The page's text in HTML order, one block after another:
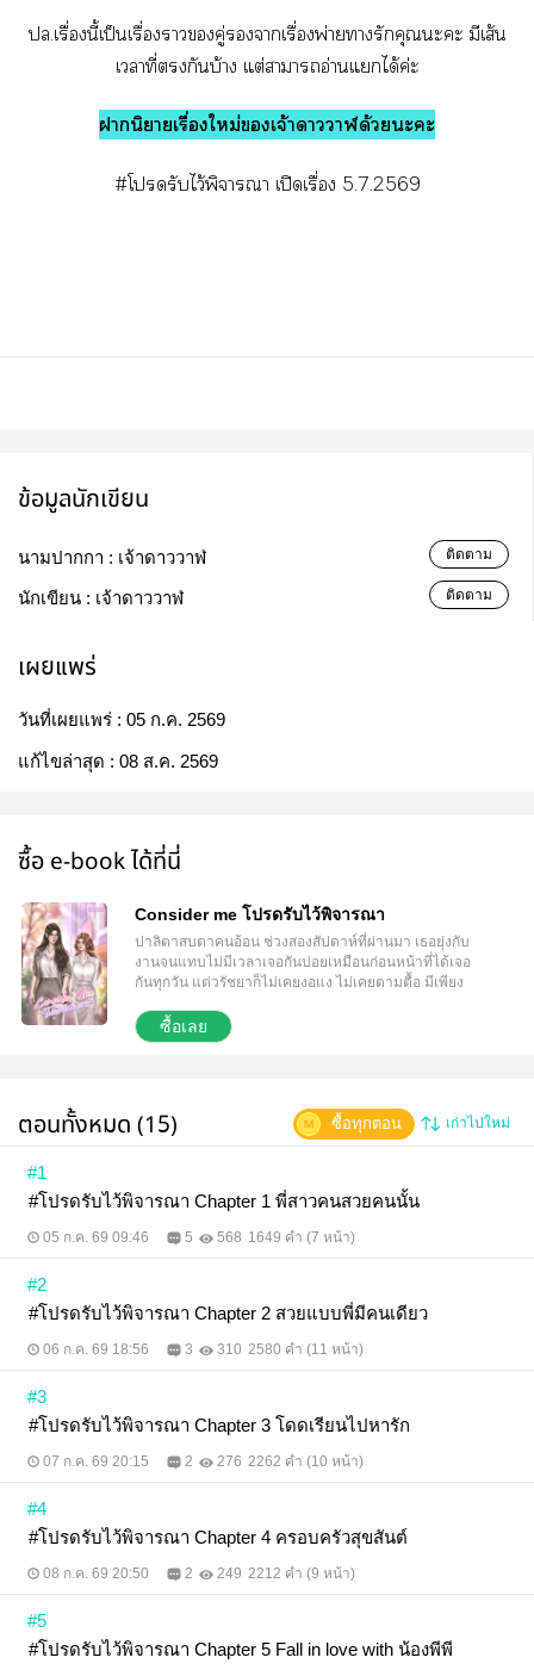
ปล.เรื่องนี้เป็นเรื่องาคู่าเรื่องพ่ายารักคุณะะ มีเส้น
เาที่กันบ้าง แต่าาอ่านแได้ค่ะ
านิยายเรื่องใหม่เจ้าาาด้วยะะ
#โรับไว้พิจารณา เปิดเรื่อง 5.7.2569
ข้อมูลนักเขียน
นามปากกา : เจ้าดาววาฬ ติดตาม
นักเขียน : เจ้าดาววาฬ ติดตาม
เผยแพร่
วันที่เผยแพร่ : 05 ก.ค. 2569
แก้ไขล่าสุด : 08 ส.ค. 2569
ซื้อ e-book ได้ที่นี่
Consider me โปรดรับไว้พิจารณา
ปาลิตาสบตาคนอ้อน ช่วงสองสัปดาห์ที่ผ่านมา เธอยุ่งกับ
งานจนแทบไม่มีเวลาเจอกันบ่อยเหมือนก่อนหน้าที่ได้เจอ
กันทุกวัน แต่วรัชยาก็ไม่เคยงอแง ไม่เคยตามตื้อ มีเพียง
ร้านอร่อยมาส่งให้เธอถึงที่ทำงาน น่าแปลกที่เด็กคนนี้รู้
จังหวะที่จะเดินเข้ามา และรู้จังหวะที่จะถอยออกไปเสมอ
นอนร้องไห้อยู่แล้ว" คนตัวเล็กเบะปากแสร้งทำหน้าเศร้า
ปาลิตากดปลดสายเข็มขัดออก แล้วขยับตัวประจันหน้า
จริงจัง "มะ มีอะไรเหรอคะ" "แล้วน้องพีพีอยากรู้มั้ยคะว่า
ถ้าคิดถึงในวัยสามสิบ เขาทำอะไรกัน" "หืม... แล้วเขาทำ
ดวงตาคู่ใสเป็นประกายวิบวับแฝงความทะเล้นปนยั่วเย้า
คราแรกวรัชยาก็ยังตกใจ แต่พอพี่สาวคนสวยค่อย ๆ ขยับ
ริมฝีปากละเลียดชิมกลีบปากของเธออย่างอ่อนโยน คน
ตัวเล็กก็หลับตาพริ้ม ปล่อยให้ความรู้สึกนำพา แม้ว่าจะ
เงอะงะอยู่บ้าง แต่ปาลิตากลับรู้สึกพอใจมากกว่า เพราะ
แก้มเล็กไว้ ปาลิตาขยับปากดูดดึงจนอีกฝ่ายเผยอปาก
จนเกิดเสียงเฉอะแฉะก้องรถ ความคิดถึงและความโหย
หาแล่นเข้ามาจนปาลิตาลืมตัว ก่อนตั้งสติได้แล้วค่อย
เขินจนแก้มร้อนไปหมด ส่วนคนพี่ แม้จะผละออกแล้วแต่
มือก็ยังคงกุมแก้มอีกฝ่ายไว้ แล้วค่อย ๆ ใช้ปลายนิ้วโป้ง
เช็ดริมฝีปากของวรัชยา "แบบนี้ค่ะ" "คะ?" "ความคิดถึง
ของคนวัยสามสิบ เขาทำกันแบบนี้ค่ะ" "พี่ปาล์มอ่า..." คน
ของวรัชยาเมื่อครู่หายวับไปจนหมด เหลือเพียงใบหน้าที่
ซื้อเลย
ตอนทั้งหมด (15) เก่าไปใหม่
ซื้อทุกตอน
#1
#โปรดรับไว้พิจารณา Chapter 1 พี่สาวคนสวยคนนั้น
05 ก.ค. 69 09:46 5 568 1649 คำ (7 หน้า)
#2
#โปรดรับไว้พิจารณา Chapter 2 สวยแบบพี่มีคนเดียว
06 ก.ค. 69 18:56 3 310 2580 คำ (11 หน้า)
#3
#โปรดรับไว้พิจารณา Chapter 3 โดดเรียนไปหารัก
07 ก.ค. 69 20:15 2 276 2262 คำ (10 หน้า)
#4
#โปรดรับไว้พิจารณา Chapter 4 ครอบครัวสุขสันต์
08 ก.ค. 69 20:50 2 249 2212 คำ (9 หน้า)
#5
#โปรดรับไว้พิจารณา Chapter 5 Fall in love with น้องพีพี